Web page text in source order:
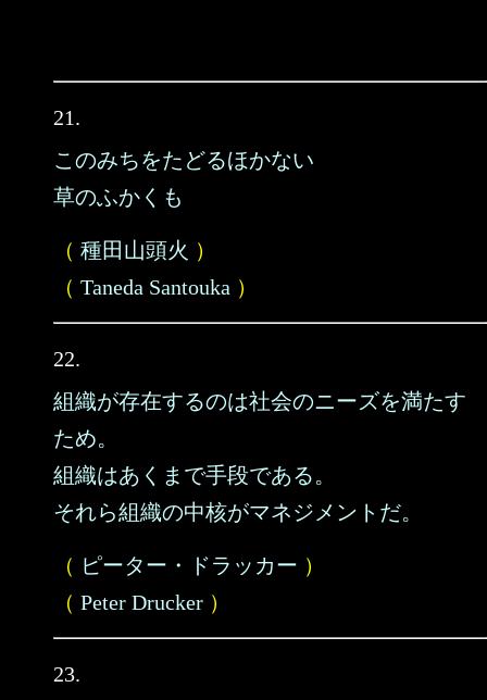
21.
このみちをたどるほかない
草のふかくも
（ 種田山頭火 ）
（ Taneda Santouka ）
22.
組織が存在するのは社会のニーズを満たす
ため。
組織はあくまで手段である。
それら組織の中核がマネジメントだ。
（ ピーター・ドラッカー ）
（ Peter Drucker ）
23.